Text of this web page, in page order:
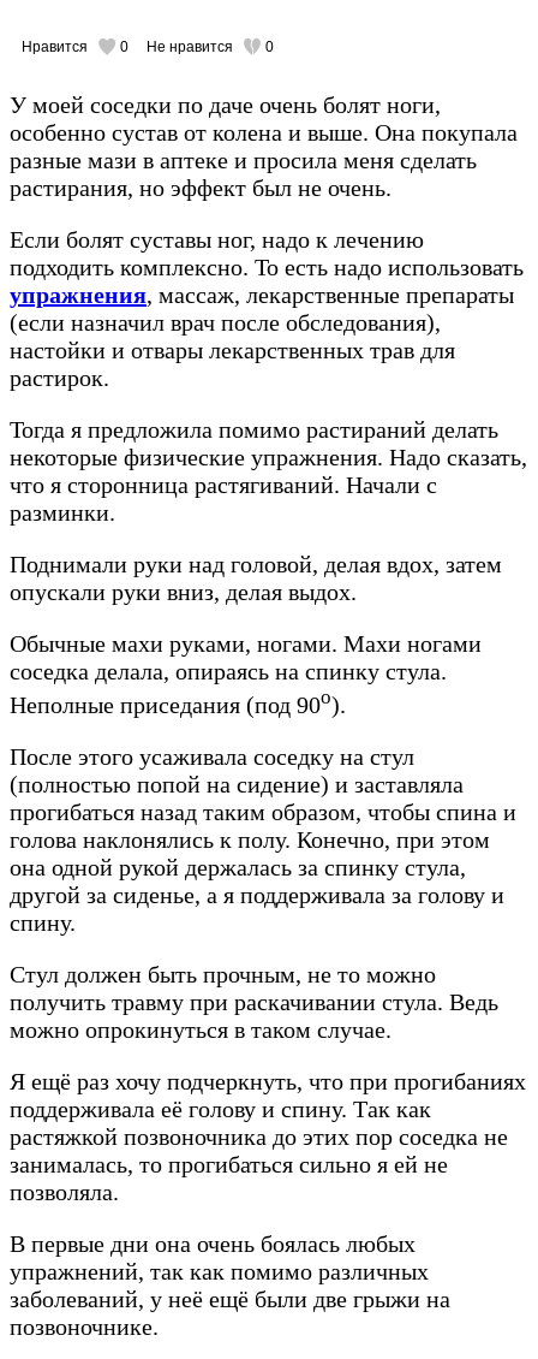
Нравится 0 Не нравится 0
У моей соседки по даче очень болят ноги,
особенно сустав от колена и выше. Она покупала
разные мази в аптеке и просила меня сделать
растирания, но эффект был не очень.
Если болят суставы ног, надо к лечению
подходить комплексно. То есть надо использовать
упражнения, массаж, лекарственные препараты
(если назначил врач после обследования),
настойки и отвары лекарственных трав для
растирок.
Тогда я предложила помимо растираний делать
некоторые физические упражнения. Надо сказать,
что я сторонница растягиваний. Начали с
разминки.
Поднимали руки над головой, делая вдох, затем
опускали руки вниз, делая выдох.
Обычные махи руками, ногами. Махи ногами
соседка делала, опираясь на спинку стула.
Неполные приседания (под 90о).
После этого усаживала соседку на стул
(полностью попой на сидение) и заставляла
прогибаться назад таким образом, чтобы спина и
голова наклонялись к полу. Конечно, при этом
она одной рукой держалась за спинку стула,
другой за сиденье, а я поддерживала за голову и
спину.
Стул должен быть прочным, не то можно
получить травму при раскачивании стула. Ведь
можно опрокинуться в таком случае.
Я ещё раз хочу подчеркнуть, что при прогибаниях
поддерживала её голову и спину. Так как
растяжкой позвоночника до этих пор соседка не
занималась, то прогибаться сильно я ей не
позволяла.
В первые дни она очень боялась любых
упражнений, так как помимо различных
заболеваний, у неё ещё были две грыжи на
позвоночнике.